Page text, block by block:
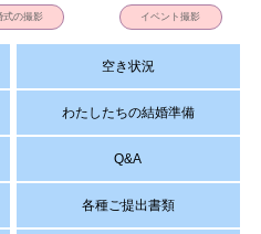
式の撮影 イベント撮影
空き状況
わたしたちの結婚準備
Q&A
各種ご提出書類